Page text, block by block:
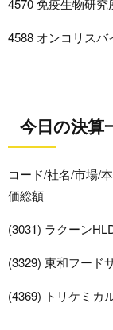
4570 免疫生物研究
4588 オンコリスバ
今日の決算
コード/社名/市場/
価総額
(3031) ラクーン
(3329) 東和フード
(4369) トリケミカ